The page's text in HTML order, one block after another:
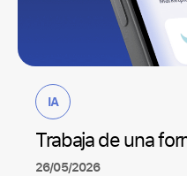
IA
Trabaja de una
26/05/2026